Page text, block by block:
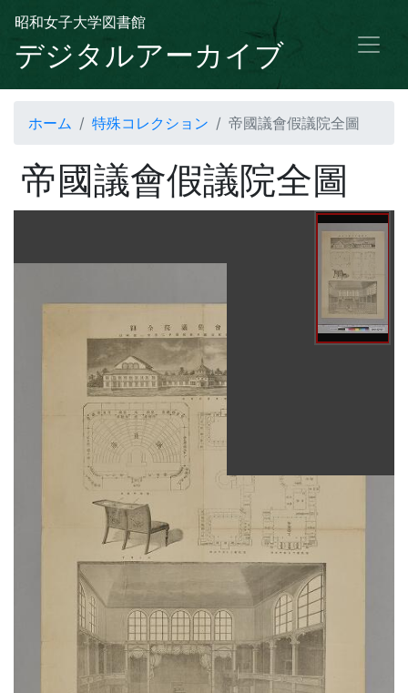
昭和女子大学図書館
デジタルアーカイブ
ホーム 特殊コレクション 帝國議會假議院全圖
帝國議會假議院全圖